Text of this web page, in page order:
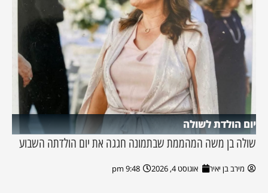
יום הולדת לשולה
שולה בן משה המהממת שבתמונה חגגה את יום הולדתה השבוע
מירב בן יאיר אוגוסט 4, 2026 9:48 pm